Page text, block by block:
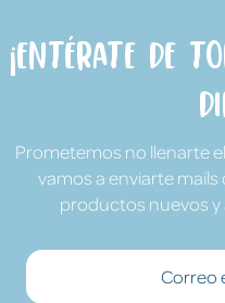
¡Entérate de
Prometemos no llenarte
vamos a enviarte
productos nuevos y